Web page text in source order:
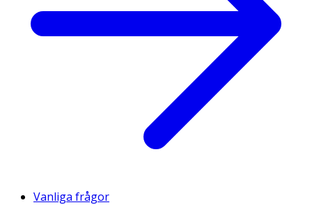
Vanliga frågor